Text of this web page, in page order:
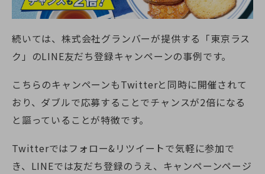
続いては、株式会社グランバーが提供する「東京ラス
ク」のLINE友だち登録キャンペーンの事例です。
こちらのキャンペーンもTwitterと同時に開催されて
おり、ダブルで応募することでチャンスが2倍になる
と謳っていることが特徴です。
Twitterではフォロー&リツイートで気軽に参加で
き、LINEでは友だち登録のうえ、キャンペーンページ